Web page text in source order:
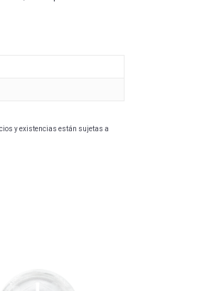
y existencias están sujetas a